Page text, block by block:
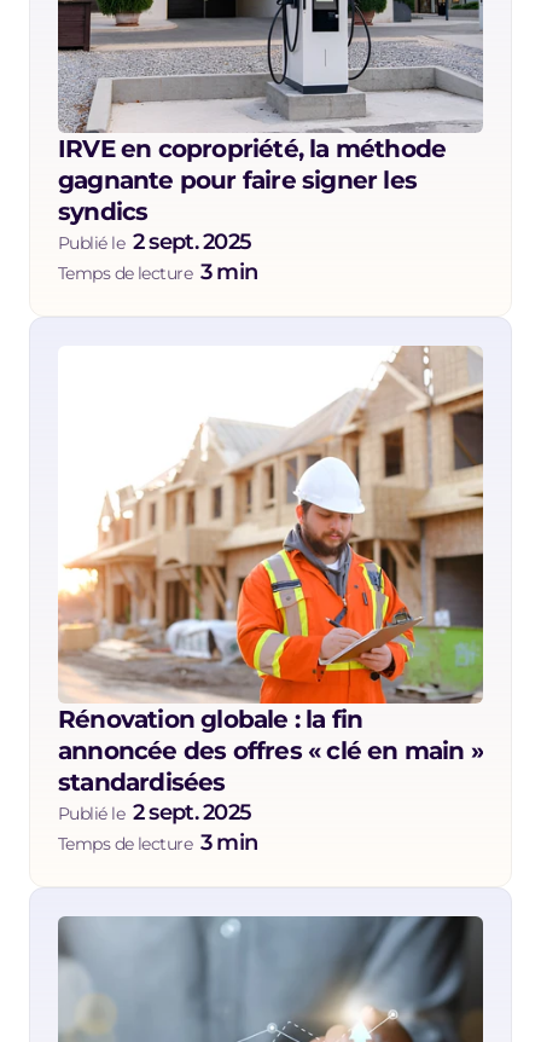
IRVE en copropriété, la méthode
gagnante pour faire signer les
syndics
Publié le 2 sept. 2025
Temps de lecture 3 min
Rénovation globale : la fin
annoncée des offres « clé en main »
standardisées
Publié le 2 sept. 2025
Temps de lecture 3 min